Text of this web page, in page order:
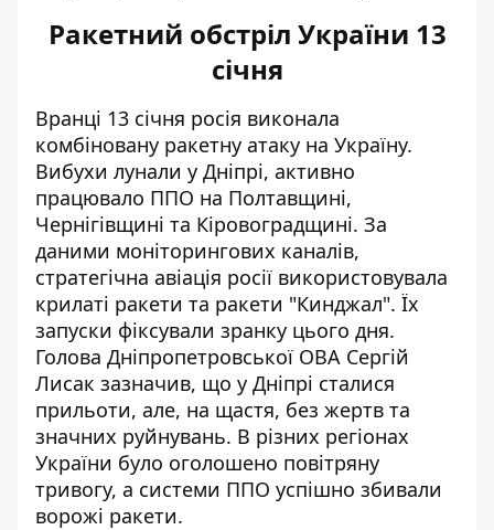
Ракетний обстріл України 13
січня
Вранці 13 січня росія виконала
комбіновану ракетну атаку на Україну.
Вибухи лунали у Дніпрі, активно
працювало ППО на Полтавщині,
Чернігівщині та Кіровоградщині. За
даними моніторингових каналів,
стратегічна авіація росії використовувала
крилаті ракети та ракети "Кинджал". Їх
запуски фіксували зранку цього дня.
Голова Дніпропетровської ОВА Сергій
Лисак зазначив, що у Дніпрі сталися
прильоти, але, на щастя, без жертв та
значних руйнувань. В різних регіонах
України було оголошено повітряну
тривогу, а системи ППО успішно збивали
ворожі ракети.